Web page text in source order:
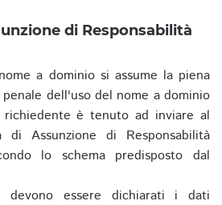
di Responsabilità
a dominio si assume la piena
dell'uso del nome a dominio
è tenuto ad inviare al
Assunzione di Responsabilità
lo schema predisposto dal
essere dichiarati i dati